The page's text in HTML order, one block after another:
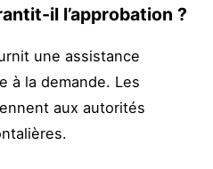
il l’approbation ?
une assistance
à la demande. Les
aux autorités